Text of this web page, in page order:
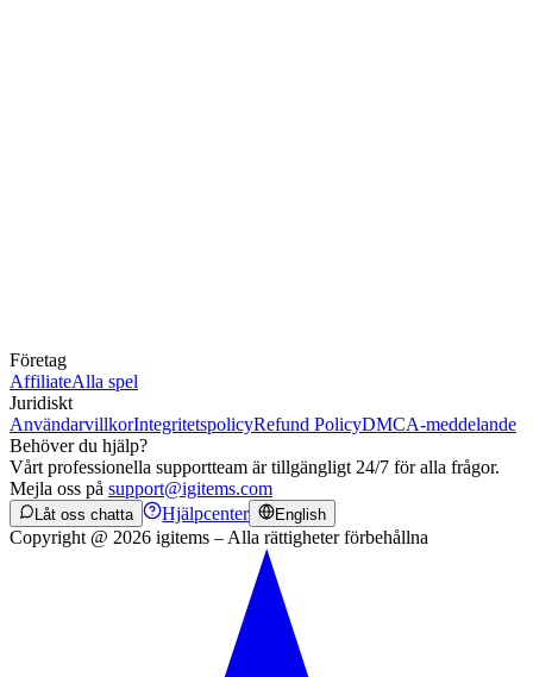
Företag
AffiliateAlla spel
Juridiskt
AnvändarvillkorIntegritetspolicyRefund PolicyDMCA-meddelande
Behöver du hjälp?
Vårt professionella supportteam är tillgängligt 24/7 för alla frågor.
Mejla oss på support@igitems.com
Låt oss chatta Hjälpcenter English
Copyright @ 2026 igitems – Alla rättigheter förbehållna